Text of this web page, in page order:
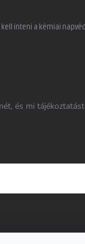
inteni a kémiai
és mi